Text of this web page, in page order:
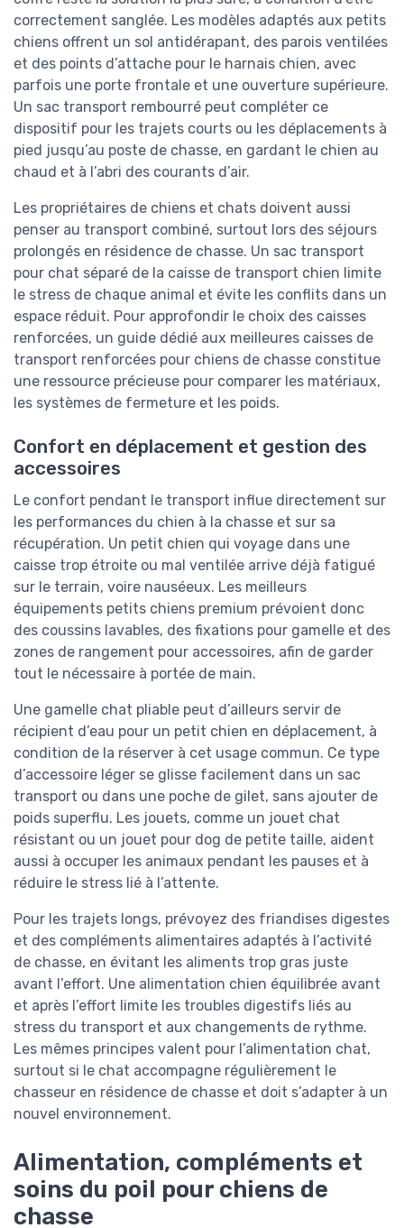
correctement sanglée. Les modèles adaptés aux petits
chiens offrent un sol antidérapant, des parois ventilées
et des points d’attache pour le harnais chien, avec
parfois une porte frontale et une ouverture supérieure.
Un sac transport rembourré peut compléter ce
dispositif pour les trajets courts ou les déplacements à
pied jusqu’au poste de chasse, en gardant le chien au
chaud et à l’abri des courants d’air.
Les propriétaires de chiens et chats doivent aussi
penser au transport combiné, surtout lors des séjours
prolongés en résidence de chasse. Un sac transport
pour chat séparé de la caisse de transport chien limite
le stress de chaque animal et évite les conflits dans un
espace réduit. Pour approfondir le choix des caisses
renforcées, un guide dédié aux meilleures caisses de
transport renforcées pour chiens de chasse constitue
une ressource précieuse pour comparer les matériaux,
les systèmes de fermeture et les poids.
Confort en déplacement et gestion des
accessoires
Le confort pendant le transport influe directement sur
les performances du chien à la chasse et sur sa
récupération. Un petit chien qui voyage dans une
caisse trop étroite ou mal ventilée arrive déjà fatigué
sur le terrain, voire nauséeux. Les meilleurs
équipements petits chiens premium prévoient donc
des coussins lavables, des fixations pour gamelle et des
zones de rangement pour accessoires, afin de garder
tout le nécessaire à portée de main.
Une gamelle chat pliable peut d’ailleurs servir de
récipient d’eau pour un petit chien en déplacement, à
condition de la réserver à cet usage commun. Ce type
d’accessoire léger se glisse facilement dans un sac
transport ou dans une poche de gilet, sans ajouter de
poids superflu. Les jouets, comme un jouet chat
résistant ou un jouet pour dog de petite taille, aident
aussi à occuper les animaux pendant les pauses et à
réduire le stress lié à l’attente.
Pour les trajets longs, prévoyez des friandises digestes
et des compléments alimentaires adaptés à l’activité
de chasse, en évitant les aliments trop gras juste
avant l’effort. Une alimentation chien équilibrée avant
et après l’effort limite les troubles digestifs liés au
stress du transport et aux changements de rythme.
Les mêmes principes valent pour l’alimentation chat,
surtout si le chat accompagne régulièrement le
chasseur en résidence de chasse et doit s’adapter à un
nouvel environnement.
Alimentation, compléments et
soins du poil pour chiens de
chasse